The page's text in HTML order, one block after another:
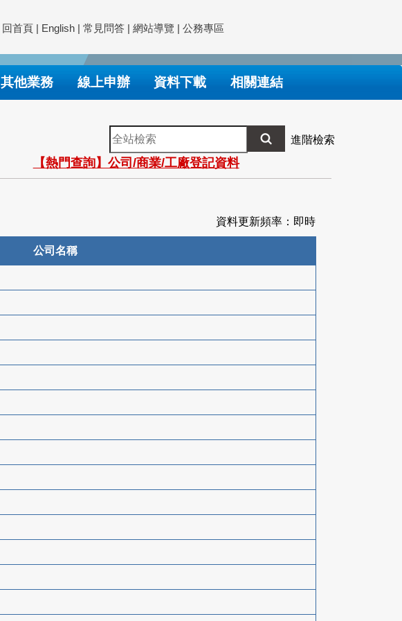
回首頁 | English | 常見問答 | 網站導覽 | 公務專區
其他業務 線上申辦 資料下載 相關連結
全
站
檢
索
進階檢索
【熱門查詢】公司/商業/工廠登記資料
資料更新頻率：即時
公司名稱